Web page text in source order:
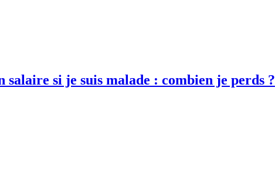
salaire si je suis malade : combien je perds ?